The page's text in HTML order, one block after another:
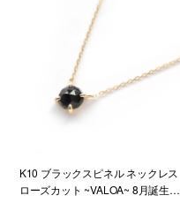
K10 ブラックスピネル ネックレス
ローズカット ~VALOA~ 8月誕生石